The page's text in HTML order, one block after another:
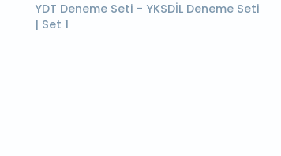
YDT Deneme Seti - YKSDİL Deneme Seti
| Set 1